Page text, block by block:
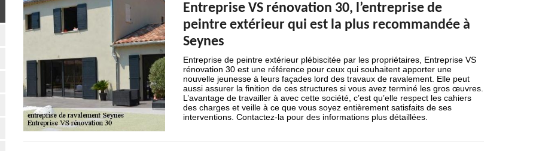
Entreprise VS rénovation 30, l’entreprise de
peintre extérieur qui est la plus recommandée à
Seynes
Entreprise de peintre extérieur plébiscitée par les propriétaires, Entreprise VS
rénovation 30 est une référence pour ceux qui souhaitent apporter une
nouvelle jeunesse à leurs façades lord des travaux de ravalement. Elle peut
aussi assurer la finition de ces structures si vous avez terminé les gros œuvres.
L’avantage de travailler à avec cette société, c’est qu’elle respect les cahiers
des charges et veille à ce que vous soyez entièrement satisfaits de ses
interventions. Contactez-la pour des informations plus détaillées.